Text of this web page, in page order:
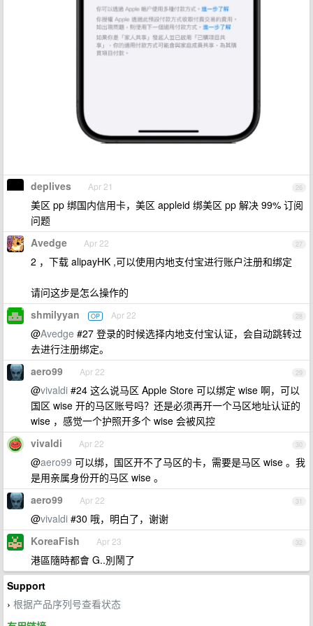
26
deplives Apr 21
美区 pp 绑国内信用卡，美区 appleid 绑美区 pp 解决 99% 订阅
问题
27
Avedge Apr 22
2 ，下载 alipayHK ,可以使用内地支付宝进行账户注册和绑定
请问这步是怎么操作的
28
shmilyyan OP Apr 22
@Avedge #27 登录的时候选择内地支付宝认证，会自动跳转过
去进行注册绑定。
29
aero99 Apr 22
@vivaldi #24 这么说马区 Apple Store 可以绑定 wise 啊，可以
国区 wise 开的马区账号吗？还是必须再开一个马区地址认证的
wise ，感觉一个护照开多个 wise 会被风控
30
vivaldi Apr 22
@aero99 可以绑，国区开不了马区的卡，需要是马区 wise 。我
是用亲属身份开的马区 wise 。
31
aero99 Apr 22
@vivaldi #30 哦，明白了，谢谢
32
KoreaFish Apr 23
港區隨時都會 G..別鬧了
Support
› 根据产品序列号查看状态